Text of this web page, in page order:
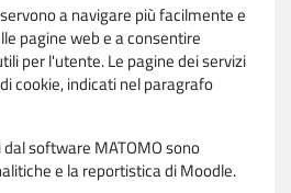
a navigare più facilmente e
pagine web e a consentire
per l'utente. Le pagine dei servizi
cookie, indicati nel paragrafo
software MATOMO sono
e la reportistica di Moodle.